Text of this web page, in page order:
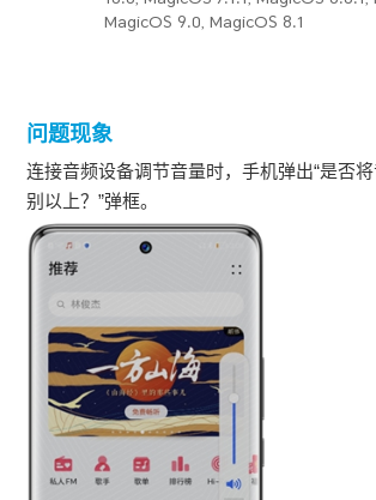
MagicOS 9.0, MagicOS 8.1
问题现象
连接音频设备调节音量时，手机弹出“是否
别以上？”弹框。